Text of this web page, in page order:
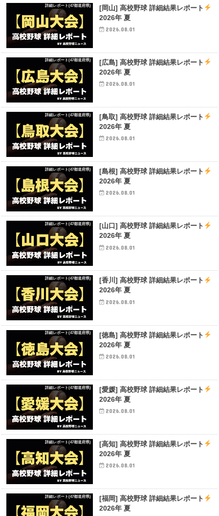
詳細レポート(47都道府県)
[岡山] 高校野球 詳細結果レポート
2026年 夏
2026.08.01
詳細レポート(47都道府県)
[広島] 高校野球 詳細結果レポート
2026年 夏
2026.08.01
詳細レポート(47都道府県)
[鳥取] 高校野球 詳細結果レポート
2026年 夏
2026.08.01
詳細レポート(47都道府県)
[島根] 高校野球 詳細結果レポート
2026年 夏
2026.08.01
詳細レポート(47都道府県)
[山口] 高校野球 詳細結果レポート
2026年 夏
2026.08.01
詳細レポート(47都道府県)
[香川] 高校野球 詳細結果レポート
2026年 夏
2026.08.01
詳細レポート(47都道府県)
[徳島] 高校野球 詳細結果レポート
2026年 夏
2026.08.01
詳細レポート(47都道府県)
[愛媛] 高校野球 詳細結果レポート
2026年 夏
2026.08.01
詳細レポート(47都道府県)
[高知] 高校野球 詳細結果レポート
2026年 夏
2026.08.01
詳細レポート(47都道府県)
[福岡] 高校野球 詳細結果レポート
2026年 夏